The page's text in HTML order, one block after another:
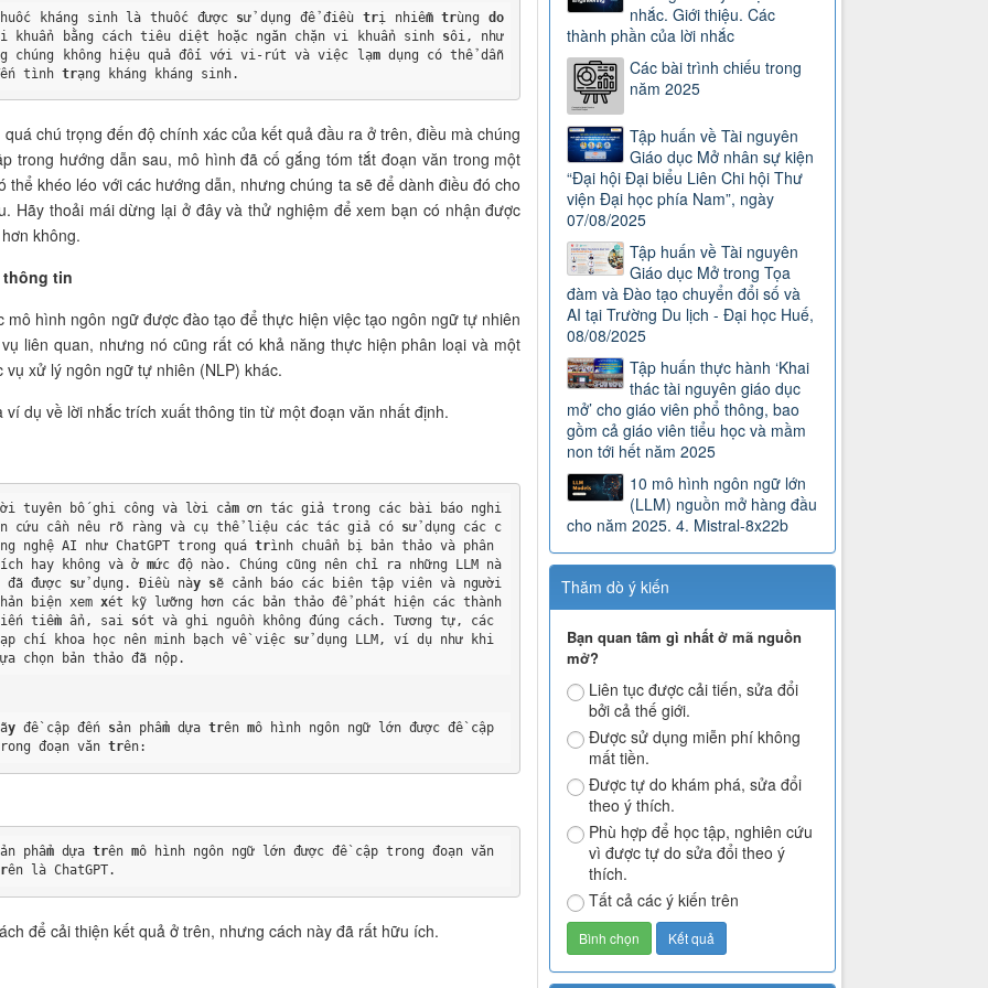
kháng sinh là thuốc được sử dụng để điều trị nhiễm trùng do
khuẩn bằng cách tiêu diệt hoặc ngăn chặn vi khuẩn sinh sôi, như
chúng không hiệu quả đối với vi-rút và việc lạm dụng có thể dẫn
tình trạng kháng kháng sinh.
quá chú trọng đến độ chính xác của kết quả đầu ra ở trên, điều mà chúng
trong hướng dẫn sau, mô hình đã cố gắng tóm tắt đoạn văn trong một
thể khéo léo với các hướng dẫn, nhưng chúng ta sẽ để dành điều đó cho
Hãy thoải mái dừng lại ở đây và thử nghiệm để xem bạn có nhận được
không.
tin
mô hình ngôn ngữ được đào tạo để thực hiện việc tạo ngôn ngữ tự nhiên
liên quan, nhưng nó cũng rất có khả năng thực hiện phân loại và một
vụ xử lý ngôn ngữ tự nhiên (NLP) khác.
ví dụ về lời nhắc trích xuất thông tin từ một đoạn văn nhất định.
tuyên bố ghi công và lời cảm ơn tác giả trong các bài báo nghi
cứu cần nêu rõ ràng và cụ thể liệu các tác giả có sử dụng các c
nghệ AI như ChatGPT trong quá trình chuẩn bị bản thảo và phân
hay không và ở mức độ nào. Chúng cũng nên chỉ ra những LLM nà
đã được sử dụng. Điều này sẽ cảnh báo các biên tập viên và người
biện xem xét kỹ lưỡng hơn các bản thảo để phát hiện các thành
tiềm ẩn, sai sót và ghi nguồn không đúng cách. Tương tự, các
chí khoa học nên minh bạch về việc sử dụng LLM, ví dụ như khi
chọn bản thảo đã nộp.
y đề cập đến sản phẩm dựa trên mô hình ngôn ngữ lớn được đề cập
đoạn văn trên:
phẩm dựa trên m
ên là ChatGPT.
để cải thiện kết quả ở trên, nhưng cách này đã rất hữu ích.
nhắc. Giới thiệu. Các
thành phần của lời nhắc
Các bài trình chiếu trong
năm 2025
Tập huấn về Tài nguyên
Giáo dục Mở nhân sự kiện
“Đại hội Đại biểu Liên Chi hội Thư
viện Đại học phía Nam”, ngày
07/08/2025
Tập huấn về Tài nguyên
Giáo dục Mở trong Tọa
đàm và Đào tạo chuyển đổi số và
AI tại Trường Du lịch - Đại học Huế,
08/08/2025
Tập huấn thực hành ‘Khai
thác tài nguyên giáo dục
mở’ cho giáo viên phổ thông, bao
gồm cả giáo viên tiểu học và mầm
non tới hết năm 2025
10 mô hình ngôn ngữ lớn
(LLM) nguồn mở hàng đầu
cho năm 2025. 4. Mistral-8x22b
Thăm dò ý kiến
Bạn quan tâm gì nhất ở mã nguồn
mở?
Liên tục được cải tiến, sửa đổi
bởi cả thế giới.
Được sử dụng miễn phí không
mất tiền.
Được tự do khám phá, sửa đổi
theo ý thích.
Phù hợp để học tập, nghiên cứu
vì được tự do sửa đổi theo ý
thích.
Tất cả các ý kiến trên